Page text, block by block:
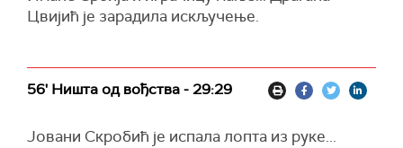
Цвијић је зарадила искључење.
56' Ништа од вођства - 29:29
Јовани Скробић је испала лопта из руке...